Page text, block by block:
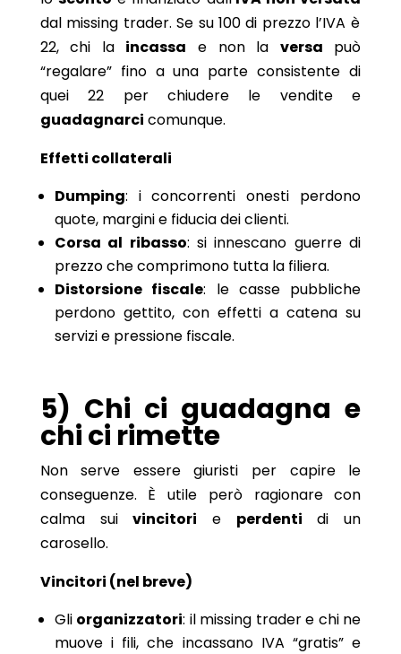
dal missing trader. Se su 100 di prezzo l’IVA è
22, chi la incassa e non la versa può
“regalare” fino a una parte consistente di
quei 22 per chiudere le vendite e
guadagnarci comunque.
Effetti collaterali
Dumping: i concorrenti onesti perdono
quote, margini e fiducia dei clienti.
Corsa al ribasso: si innescano guerre di
prezzo che comprimono tutta la filiera.
Distorsione fiscale: le casse pubbliche
perdono gettito, con effetti a catena su
servizi e pressione fiscale.
5) Chi ci guadagna e
chi ci rimette
Non serve essere giuristi per capire le
conseguenze. È utile però ragionare con
calma suivincitori e perdenti di un
carosello.
Vincitori (nel breve)
Gli organizzatori: il missing trader e chi ne
muove i fili, che incassano IVA “gratis” e